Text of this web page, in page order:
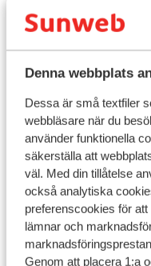
Denna webbplats
Dessa är små textfiler
webbläsare när du
använder funktionella
säkerställa att
väl. Med din tillåtelse
också analytiska
preferenscookies för
lämnar och
Genom att placera 1:a
skyttelbuss. Mat &
flera restauranger.
panoramautsikt över
grillad fisk och kött,
autentiska sicilianska
den äkta
aktiviteter kan du
törsten med en
njut av ett gott glas
Omgivningarna I
restauranger,
tillagad av färska
Ett utomhusdiskotek
dansa under
Flygresan
Vad våra
Det här är 100 % äkta
speglar deras
Mer om recensioner
8 8 omdömen
Mest bokad av familj
8.6 Fantastisk
Le buffet du midi et
nourriture et les
Le buffet du midi et
nourriture et les